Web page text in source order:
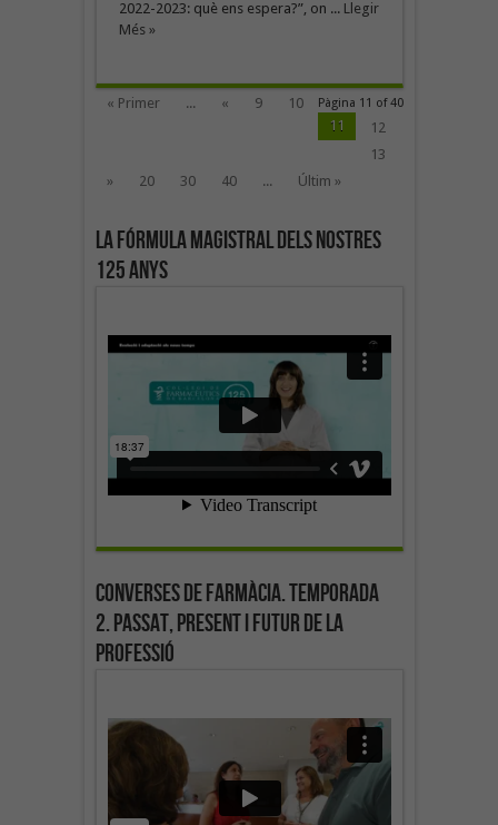
2022-2023: què ens espera?”, on ... Llegir
Més »
Pàgina 11 of 40
« Primer ... « 9
10
11
12
13
»
20 30 40 ... Últim »
La fórmula magistral dels nostres
125 anys
Converses de farmàcia. Temporada
2. Passat, present i futur de la
professió